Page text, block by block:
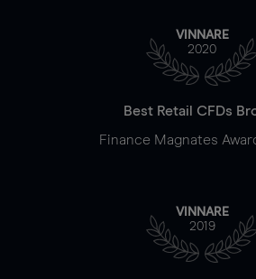
VINNARE
2020
Best Retail CFDs
Finance Magnates
VINNARE
2019